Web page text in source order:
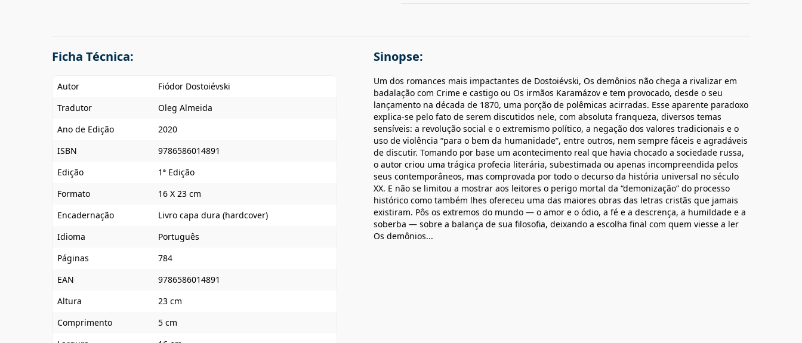
Ficha Técnica:
Autor
Fiódor Dostoiévski
Tradutor
Oleg Almeida
Ano de Edição
2020
ISBN
9786586014891
Edição
1ª Edição
Formato
16 X 23 cm
Encadernação
Livro capa dura (hardcover)
Idioma
Português
Páginas
784
EAN
9786586014891
Altura
23 cm
Comprimento
5 cm
Sinopse:
Um dos romances mais impactantes de Dostoiévski, Os demônios não chega a rivalizar em
badalação com Crime e castigo ou Os irmãos Karamázov e tem provocado, desde o seu
lançamento na década de 1870, uma porção de polêmicas acirradas. Esse aparente paradoxo
explica-se pelo fato de serem discutidos nele, com absoluta franqueza, diversos temas
sensíveis: a revolução social e o extremismo político, a negação dos valores tradicionais e o
uso de violência “para o bem da humanidade”, entre outros, nem sempre fáceis e agradáveis
de discutir. Tomando por base um acontecimento real que havia chocado a sociedade russa,
o autor criou uma trágica profecia literária, subestimada ou apenas incompreendida pelos
seus contemporâneos, mas comprovada por todo o decurso da história universal no século
XX. E não se limitou a mostrar aos leitores o perigo mortal da “demonização” do processo
histórico como também lhes ofereceu uma das maiores obras das letras cristãs que jamais
existiram. Pôs os extremos do mundo — o amor e o ódio, a fé e a descrença, a humildade e a
soberba — sobre a balança de sua filosofia, deixando a escolha final com quem viesse a ler
Os demônios...